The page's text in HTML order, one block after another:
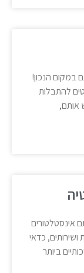
במקום הנכון!
להתבלות
אותם,
אינסטלטורים
כדאי
ביותר